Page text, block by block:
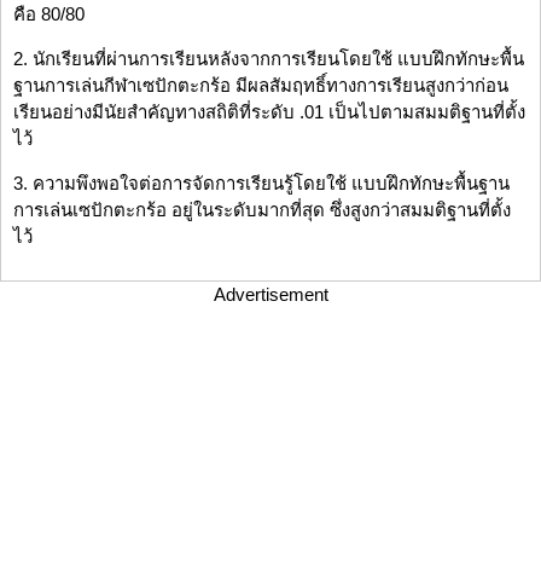
คือ 80/80
2. นักเรียนที่ผ่านการเรียนหลังจากการเรียนโดยใช้ แบบฝึกทักษะพื้น
ฐานการเล่นกีฬาเซปักตะกร้อ มีผลสัมฤทธิ์ทางการเรียนสูงกว่าก่อน
เรียนอย่างมีนัยสำคัญทางสถิติที่ระดับ .01 เป็นไปตามสมมติฐานที่ตั้ง
ไว้
3. ความพึงพอใจต่อการจัดการเรียนรู้โดยใช้ แบบฝึกทักษะพื้นฐาน
การเล่นเซปักตะกร้อ อยู่ในระดับมากที่สุด ซึ่งสูงกว่าสมมติฐานที่ตั้ง
ไว้
Advertisement